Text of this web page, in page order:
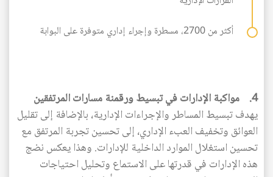
أكثر من 2700، مسطرة وإجراء إداري متوفرة على البوابة
4. مواكبة الإدارات في تبسيط ورقمنة مسارات المرتفقين
يهدف تبسيط المساطر والإجراءات الإدارية، بالإضافة إلى تقليل
العوائق وتخفيف العبء الإداري، إلى تحسين تجربة المرتفق مع
تحسين استغلال الموارد الداخلية للإدارات. وهذا يعكس نضج
هذه الإدارات في قدرتها على الاستماع وتحليل احتياجات